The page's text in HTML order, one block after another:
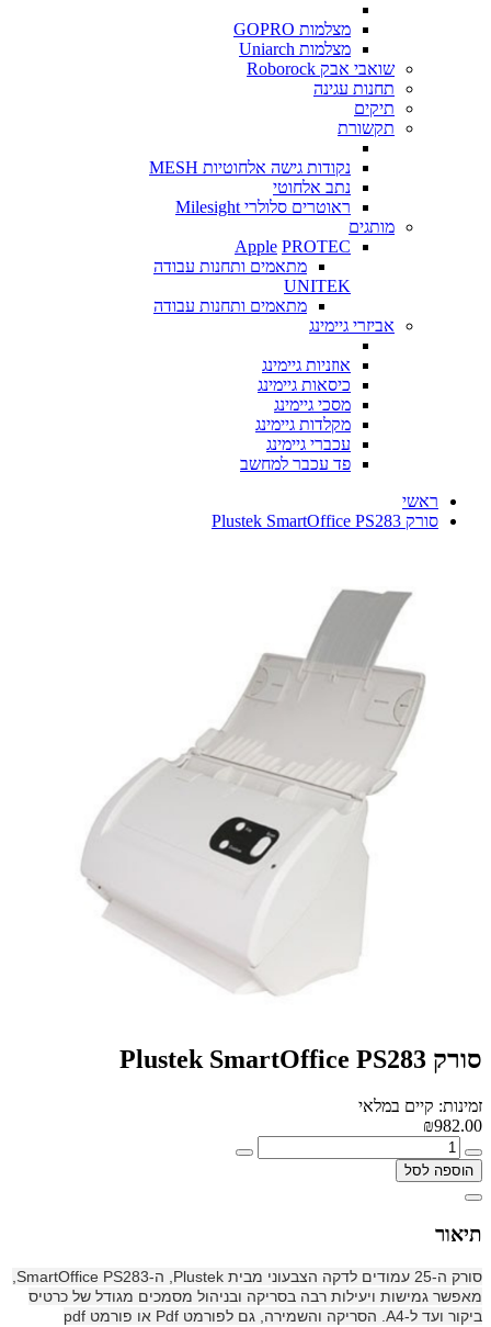
מצלמות GOPRO
מצלמות Uniarch
שואבי אבק Roborock
תחנות עגינה
תיקים
תקשורת
נקודות גישה אלחוטיות MESH
נתב אלחוטי
ראוטרים סלולרי Milesight
מותגים
Apple PROTEC
מתאמים ותחנות עבודה
UNITEK
מתאמים ותחנות עבודה
אביזרי גיימינג
אוזניות גיימינג
כיסאות גיימינג
מסכי גיימינג
מקלדות גיימינג
עכברי גיימינג
פד עכבר למחשב
ראשי
סורק Plustek SmartOffice PS283
סורק Plustek SmartOffice PS283
זמינות: קיים במלאי
₪982.00
הוספה לסל
תיאור
סורק ה-25 עמודים לדקה הצבעוני מבית Plustek, ה-SmartOffice PS283,
מאפשר גמישות ויעילות רבה בסריקה ובניהול מסמכים מגודל של כרטיס
ביקור ועד ל-A4. הסריקה והשמירה, גם לפורמט Pdf או פורמט pdf